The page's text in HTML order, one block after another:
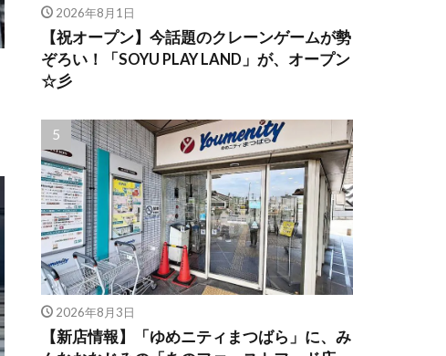
2026年8月1日
【祝オープン】今話題のクレーンゲームが勢
ぞろい！「SOYU PLAY LAND」が、オープン
☆彡
2026年8月3日
【新店情報】「ゆめニティまつばら」に、み